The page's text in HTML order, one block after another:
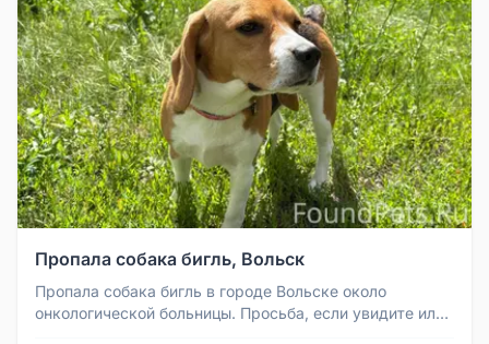
Пропала собака бигль, Вольск
Пропала собака бигль в городе Вольске около
онкологической больницы. Просьба, если увидите или